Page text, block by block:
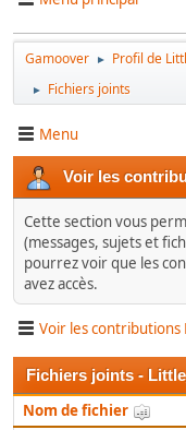
Gamoover ► Profil de
► Fichiers joints
Menu
Voir les
Cette section vous
(messages, sujets et
pourrez voir que les
avez accès.
Voir les contributions
Fichiers joints -
Nom de fichier